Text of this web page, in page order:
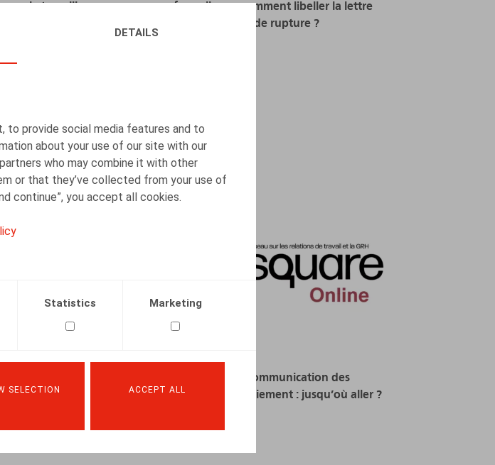
DETAILS
to provide social media features and to
about your use of our site with our
who may combine it with other
or that they’ve collected from your use of
continue”, you accept all cookies.
Statistics Marketing
SELECTION ACCEPT ALL
par le travailleur
formalisme : comment libeller la lettre
de notification de rupture ?
de travail pour
CCT n° 109 et communication des
motifs du licenciement : jusqu’où aller ?
07.09.2022